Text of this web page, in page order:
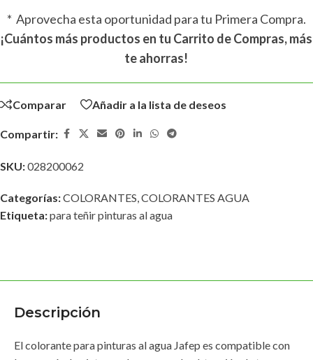
* Aprovecha esta oportunidad para tu Primera Compra.
¡Cuántos más productos en tu Carrito de Compras, más
te ahorras!
Comparar Añadir a la lista de deseos
Compartir:
SKU:028200062
Categorías:COLORANTES,COLORANTES AGUA
Etiqueta:para teñir pinturas al agua
Descripción
El colorante para pinturas al agua Jafep es compatible con